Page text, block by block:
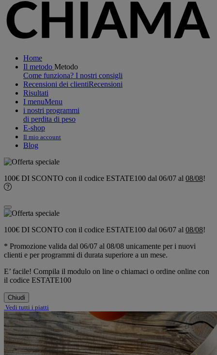
Home
Il metodo Metodo
Come funziona? I nostri consigli
Recensioni dei clientiRecensioni
Risultati
I menuMenu
i nostri programmi
di perdita di peso
E-shop
Il mio account
Blog
100€ DI SCONTO con il codice ESTATE100 dal 06/07 al 08/08!
100€ DI SCONTO con il codice ESTATE100 dal 06/07 al 08/08!
* Promozione valida dal 06/07 al 08/08 unicamente per i nuovi
clienti e per programmi di durata superiore a un mese.
E’ facile! Compila il modulo on line o chiamaci o ordine online con
il codice ESTATE100
Chiudi
Vedi tutti i piatti